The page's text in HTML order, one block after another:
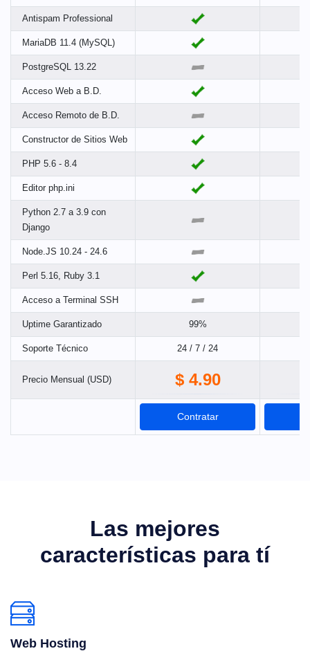
Antispam Professional
MariaDB 11.4 (MySQL)
PostgreSQL 13.22
Acceso Web a B.D.
Acceso Remoto de B.D.
Constructor de Sitios Web
PHP 5.6 - 8.4
Editor php.ini
Python 2.7 a 3.9 con
Django
Node.JS 10.24 - 24.6
Perl 5.16, Ruby 3.1
Acceso a Terminal SSH
Uptime Garantizado 99%
Soporte Técnico 24 / 7 / 24
Precio Mensual (USD) $ 4.90
Contratar
Las mejores
características para tí
Web Hosting